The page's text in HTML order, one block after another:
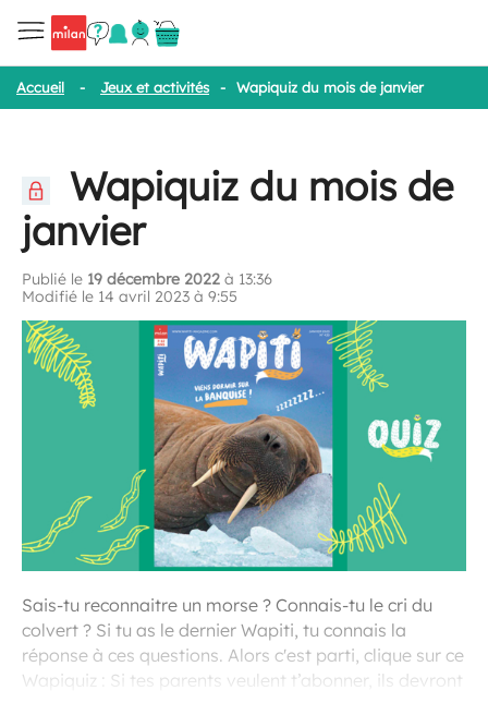
Accueil - Jeux et activités - Wapiquiz du mois de janvier
Wapiquiz du mois de
janvier
Publié le 19 décembre 2022 à 13:36
Modifié le 14 avril 2023 à 9:55
Sais-tu reconnaitre un morse ? Connais-tu le cri du
colvert ? Si tu as le dernier Wapiti, tu connais la
réponse à ces questions. Alors c'est parti, clique sur ce
Wapiquiz : Si tes parents veulent t’abonner, ils devront